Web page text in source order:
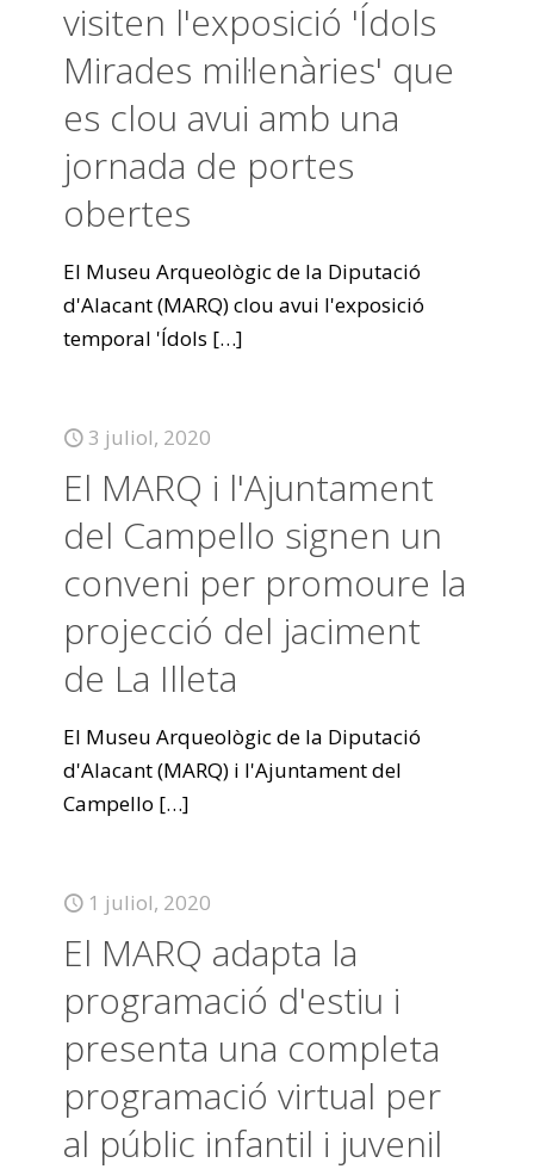
visiten l'exposició 'Ídols
Mirades mil·lenàries' que
es clou avui amb una
jornada de portes
obertes
El Museu Arqueològic de la Diputació
d'Alacant (MARQ) clou avui l'exposició
temporal 'Ídols […]
3 juliol, 2020
El MARQ i l'Ajuntament
del Campello signen un
conveni per promoure la
projecció del jaciment
de La Illeta
El Museu Arqueològic de la Diputació
d'Alacant (MARQ) i l'Ajuntament del
Campello […]
1 juliol, 2020
El MARQ adapta la
programació d'estiu i
presenta una completa
programació virtual per
al públic infantil i juvenil